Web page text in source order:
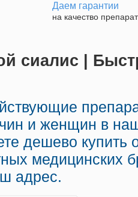
Даем гарантии
на качество
сиалис |
и женщин в
дешево купить
медицинских
адрес.